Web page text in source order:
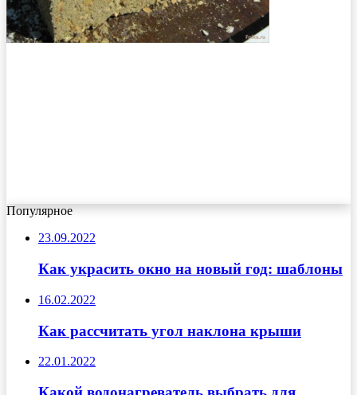
Популярное
23.09.2022
Как украсить окно на новый год: шаблоны
16.02.2022
Как рассчитать угол наклона крыши
22.01.2022